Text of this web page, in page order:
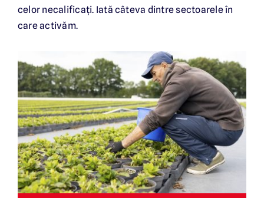
celor necalificați. Iată câteva dintre sectoarele în
care activăm.